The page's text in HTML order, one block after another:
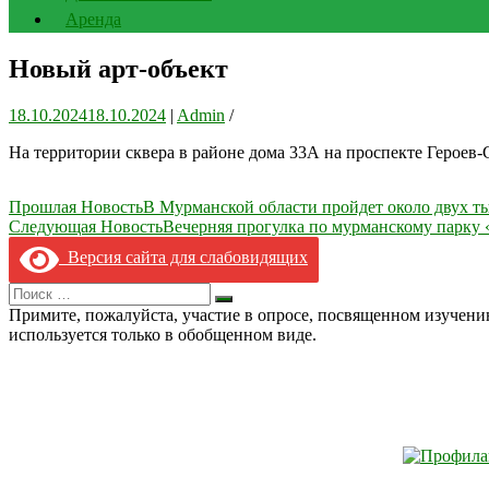
Аренда
Новый арт-объект
18.10.202418.10.2024 | Admin /
На территории сквера в районе дома 33А на проспекте
Навигация
по
записям
Прошлая НовостьВ Мурманской области пройдет около двух
Следующая НовостьВечерняя прогулка по мурманскому парку
Версия сайта для слабовидящих
Search
for:
Искать
Примите, пожалуйста, участие в опросе, посвященном
используется только в обобщенном виде.